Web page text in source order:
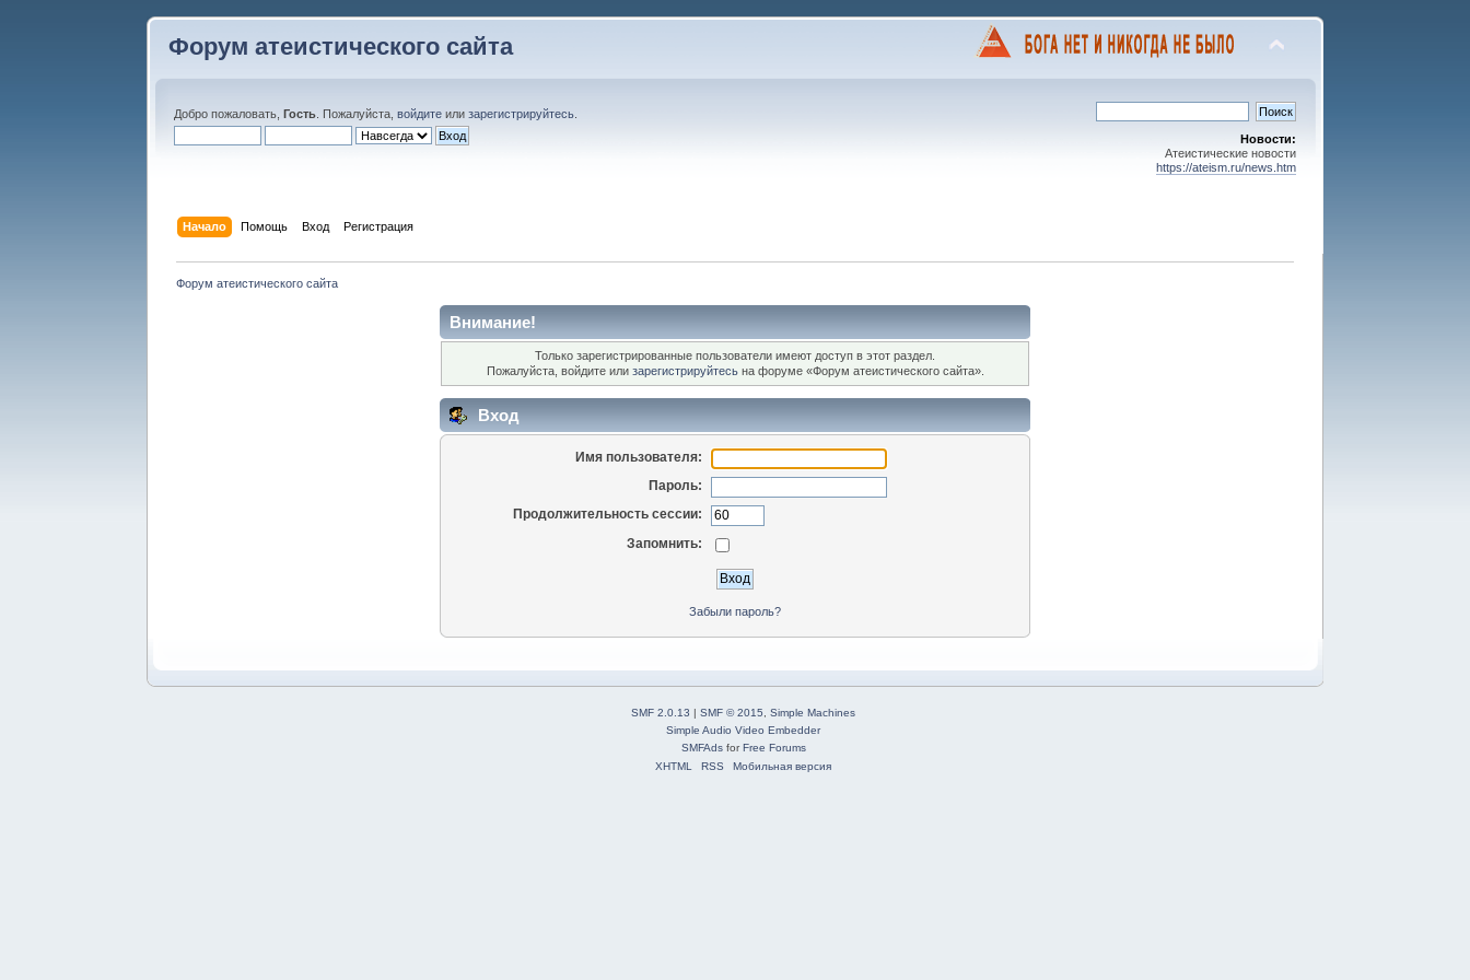
Форум атеистического сайта
Добро пожаловать,Гость . Пожалуйста,войдите илизарегистрируйтесь
Новости:
Атеистические новости
https://ateism.ru/news.htm
Начало Помощь Вход Регистрация
Форум атеистического сайта
Внимание!
Только зарегистрированные пользователи имеют доступ в этот раздел.
Пожалуйста, войдите или зарегистрируйтесьна форуме «Форум атеистического сайта».
Вход
Имя пользователя:
Пароль:
Продолжительность сессии:
Запомнить:
Забыли пароль?
SMF 2.0.13 | SMF © 2015
Simple Machines
Simple Audio Video Embedder
SMFAdsforFree Forums
XHTML
RSS Мобильная версия